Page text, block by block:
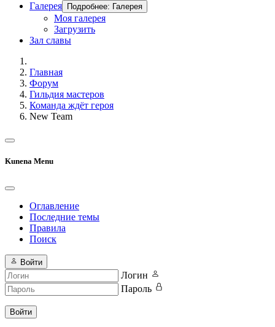
Галерея
Подробнее: Галерея
Моя галерея
Загрузить
Зал славы
Главная
Форум
Гильдия мастеров
Команда ждёт героя
New Team
Kunena Menu
Оглавление
Последние темы
Правила
Поиск
Войти
Логин
Пароль
Войти